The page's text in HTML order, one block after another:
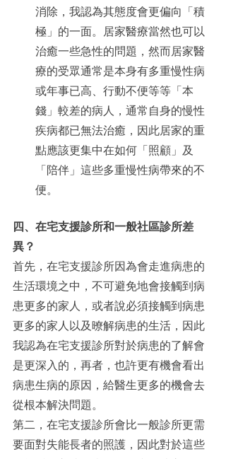
消除，我認為其態度會更偏向「積
極」的一面。居家醫療當然也可以
治癒一些急性的問題，然而居家醫
療的受眾通常是本身有多重慢性病
或年事已高、行動不便等等「本
錢」較差的病人，通常自身的慢性
疾病都已無法治癒，因此居家的重
點應該更集中在如何「照顧」及
「陪伴」這些多重慢性病帶來的不
便。
四、在宅支援診所和一般社區診所差
異？
首先，在宅支援診所因為會走進病患的
生活環境之中，不可避免地會接觸到病
患更多的家人，或者說必須接觸到病患
更多的家人以及暸解病患的生活，因此
我認為在宅支援診所對於病患的了解會
是更深入的，再者，也許更有機會看出
病患生病的原因，給醫生更多的機會去
從根本解決問題。
第二，在宅支援診所會比一般診所更需
要面對失能長者的照護，因此對於這些